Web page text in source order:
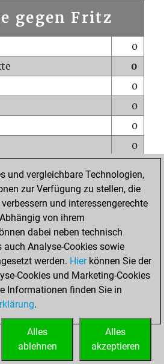
gegen Fritz
0
0
0
0
0
0
0
0
0
und vergleichbare Technologien,
zur Verfügung zu stellen, die
und interessengerechte
von ihrem
dabei neben technisch
auch Analyse-Cookies sowie
werden. Hierkönnen Sie der
Cookies und Marketing-Cookies
Informationen finden Sie in
.
Alles
akzeptieren
Alles
ablehnen